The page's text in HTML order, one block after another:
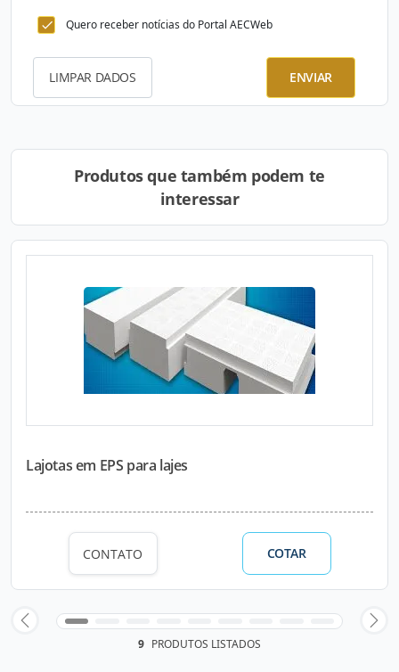
Quero receber notícias do Portal AECWeb
LIMPAR DADOS ENVIAR
Produtos que também podem te
interessar
Lajotas em EPS para lajes
CONTATO COTAR
9 PRODUTOS LISTADOS